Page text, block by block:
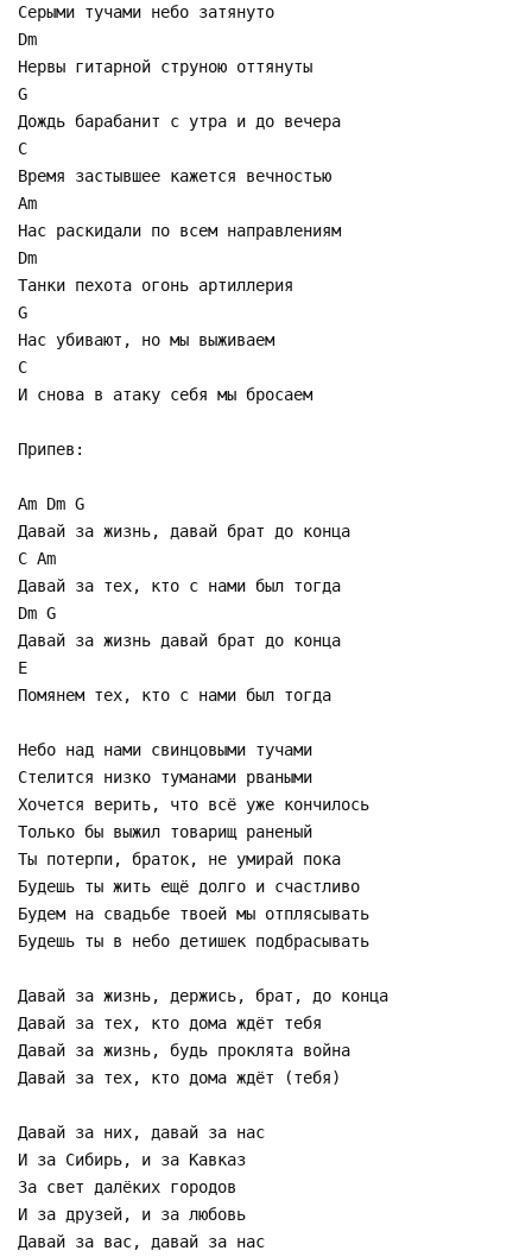
Серыми тучами небо затянуто
Dm
Нервы гитарной струною оттянуты
G
Дождь барабанит с утра и до вечера
C
Время застывшее кажется вечностью
Am
Нас раскидали по всем направлениям
Dm
Танки пехота огонь артиллерия
G
Нас убивают, но мы выживаем
C
И снова в атаку себя мы бросаем
Припев:
Am Dm G
Давай за жизнь, давай брат до конца
C Am
Давай за тех, кто с нами был тогда
Dm G
Давай за жизнь давай брат до конца
E
Помянем тех, кто с нами был тогда
Небо над нами свинцовыми тучами
Стелится низко туманами рваными
Хочется верить, что всё уже кончилось
Только бы выжил товарищ раненый
Ты потерпи, браток, не умирай пока
Будешь ты жить ещё долго и счастливо
Будем на свадьбе твоей мы отплясывать
Будешь ты в небо детишек подбрасывать
Давай за жизнь, держись, брат, до конца
Давай за тех, кто дома ждёт тебя
Давай за жизнь, будь проклята война
Давай за тех, кто дома ждёт (тебя)
Давай за них, давай за нас
И за Сибирь, и за Кавказ
За свет далёких городов
И за друзей, и за любовь
Давай за вас, давай за нас